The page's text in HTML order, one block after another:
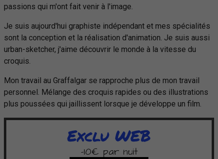
passions qui m'ont fait venir à l'image.
Je suis aujourd'hui graphiste indépendant et mes spécialités
sont la conception et la réalisation d'animation. Je suis aussi
urban-sketcher, j'aime découvrir le monde à la vitesse du
croquis.
Mon travail au Graffalgar se rapproche plus de mon travail
personnel. Mélange des croquis rapides ou des illustrations
plus poussées qui jaillissent lorsque je développe un film.
Exclu WEB
-10€ par nuit